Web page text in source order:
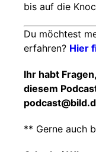
bis auf die
Du möchtest
erfahren? Hier
Ihr habt
diesem
** Gerne auch